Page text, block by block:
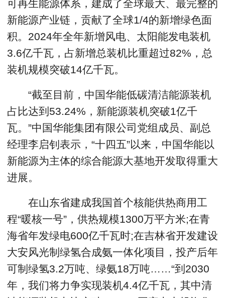
可再生能源体系，建成了全球最大、最完整的
新能源产业链，贡献了全球1/4的新增绿色面
积。2024年全年新增风电、太阳能发电装机
3.6亿千瓦，占新增总装机比重超过82%，总
装机规模突破14亿千瓦。
“截至目前，中国华能低碳清洁能源装机
占比达到53.24%，新能源装机突破1亿千
瓦。”中国华能集团有限公司党组成员、副总
经理李启钊表示，“十四五”以来，中国华能以
新能源为主体的综合能源大基地开发取得重大
进展。
在山东省建成我国首个核能供热商用工
程“暖核一号”，供热规模1300万平方米;在青
海省年发绿电600亿千瓦时;在吉林省开发建设
大安风光制绿氢合成氨一体化项目，投产后年
可制绿氢3.2万吨、绿氨18万吨……“到2030
年，我们将力争实现装机4.4亿千瓦，其中清